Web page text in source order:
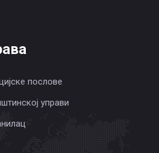
послове
управи